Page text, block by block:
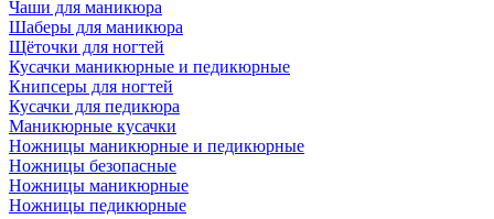
Чаши для маникюра
Шаберы для маникюра
Щёточки для ногтей
Кусачки маникюрные и педикюрные
Книпсеры для ногтей
Кусачки для педикюра
Маникюрные кусачки
Ножницы маникюрные и педикюрные
Ножницы безопасные
Ножницы маникюрные
Ножницы педикюрные